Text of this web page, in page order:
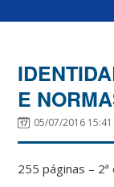
E
05/07/2016 15:41
255 páginas –